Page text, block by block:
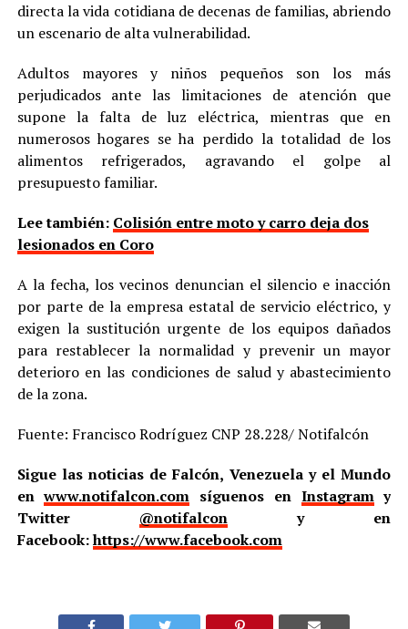
directa la vida cotidiana de decenas de familias, abriendo
un escenario de alta vulnerabilidad.
Adultos mayores y niños pequeños son los más
perjudicados ante las limitaciones de atención que
supone la falta de luz eléctrica, mientras que en
numerosos hogares se ha perdido la totalidad de los
alimentos refrigerados, agravando el golpe al
presupuesto familiar.
Lee también: Colisión entre moto y carro deja dos
lesionados en Coro
A la fecha, los vecinos denuncian el silencio e inacción
por parte de la empresa estatal de servicio eléctrico, y
exigen la sustitución urgente de los equipos dañados
para restablecer la normalidad y prevenir un mayor
deterioro en las condiciones de salud y abastecimiento
de la zona.
Fuente: Francisco Rodríguez CNP 28.228/ Notifalcón
Sigue las noticias de Falcón, Venezuela y el Mundo
enwww.notifalcon.com síguenos en Instagramy
Twitter @notifalcony en
Facebook:https://www.facebook.com